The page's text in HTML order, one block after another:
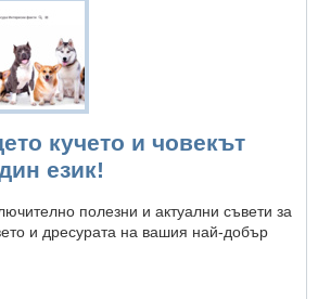
кучето и човекът
език!
полезни и актуални съвети за
и дресурата на вашия най-добър